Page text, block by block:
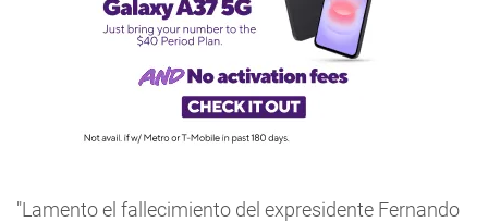
"Lamento el fallecimiento del expresidente Fernando